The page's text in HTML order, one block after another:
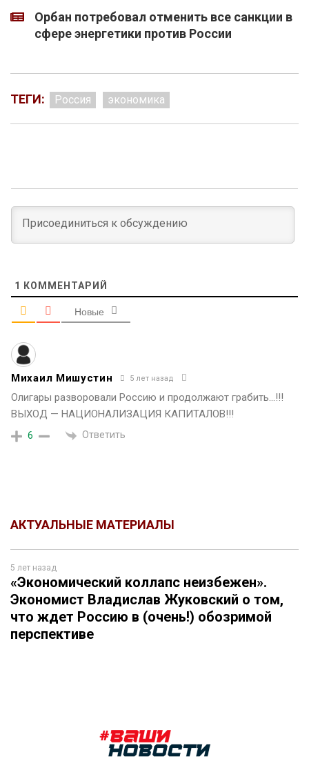
Орбан потребовал отменить все санкции в
сфере энергетики против России
ТЕГИ: Россия экономика
1 КОММЕНТАРИЙ
Новые
Михаил Мишустин 5 лет назад
Олигары разворовали Россию и продолжают грабить…!!!
ВЫХОД — НАЦИОНАЛИЗАЦИЯ КАПИТАЛОВ!!!
6 Ответить
АКТУАЛЬНЫЕ МАТЕРИАЛЫ
5 лет назад
«Экономический коллапс неизбежен».
Экономист Владислав Жуковский о том,
что ждет Россию в (очень!) обозримой
перспективе